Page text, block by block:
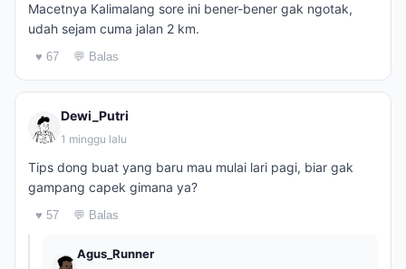
Macetnya Kalimalang sore ini bener-bener gak ngotak,
udah sejam cuma jalan 2 km.
♥ 67 💬 Balas
Dewi_Putri
1 minggu lalu
Tips dong buat yang baru mau mulai lari pagi, biar gak
gampang capek gimana ya?
♥ 57 💬 Balas
Agus_Runner